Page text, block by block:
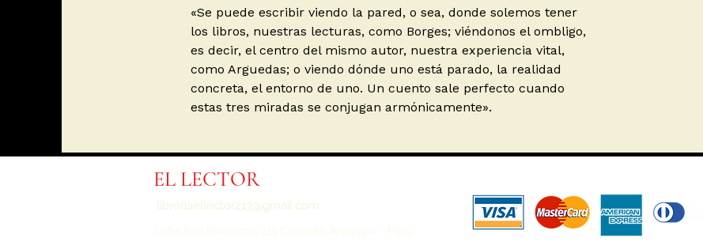
«Se puede escribir viendo la pared, o sea, donde solemos tener
los libros, nuestras lecturas, como Borges; viéndonos el ombligo,
es decir, el centro del mismo autor, nuestra experiencia vital,
como Arguedas; o viendo dónde uno está parado, la realidad
concreta, el entorno de uno. Un cuento sale perfecto cuando
estas tres miradas se conjugan armónicamente».
EL LECTOR
libreriaellector213@gmail.com